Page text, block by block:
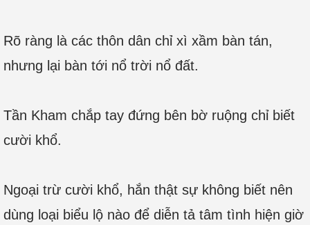
Rõ ràng là các thôn dân chỉ xì xầm bàn tán,
nhưng lại bàn tới nổ trời nổ đất.
Tần Kham chắp tay đứng bên bờ ruộng chỉ biết
cười khổ.
Ngoại trừ cười khổ, hắn thật sự không biết nên
dùng loại biểu lộ nào để diễn tả tâm tình hiện giờ